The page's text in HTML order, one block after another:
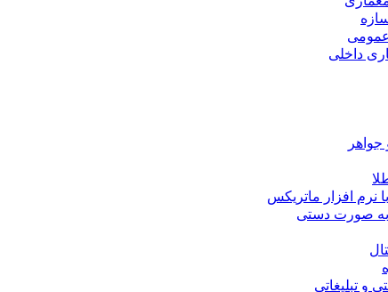
داخلی
نرم افزار ماتریکس
صورت دستی
و تبلیغاتی